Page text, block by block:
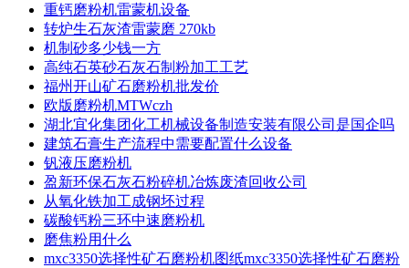
重钙磨粉机雷蒙机设备
转炉生石灰渣雷蒙磨 270kb
机制砂多少钱一方
高纯石英砂石灰石制粉加工工艺
福州开山矿石磨粉机批发价
欧版磨粉机MTWczh
湖北宜化集团化工机械设备制造安装有限公司是国企吗
建筑石膏生产流程中需要配置什么设备
钒液压磨粉机
盈新环保石灰石粉碎机冶炼废渣回收公司
从氧化铁加工成钢坯过程
碳酸钙粉三环中速磨粉机
磨焦粉用什么
mxc3350选择性矿石磨粉机图纸mxc3350选择性矿石磨粉